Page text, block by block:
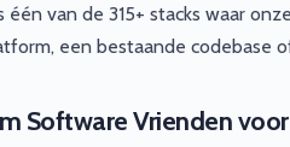
één van de 315+ stacks waar
een bestaande codebase
Software Vrienden